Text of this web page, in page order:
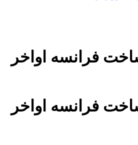
فرانسه اواخر
فرانسه اواخر